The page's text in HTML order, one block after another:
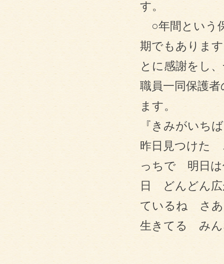
す。
○年間という
期でもありま
とに感謝をし
職員一同保護
ます。
『きみがいち
昨日見つけた
っちで 明日
日 どんどん
ているね さ
生きてる みん